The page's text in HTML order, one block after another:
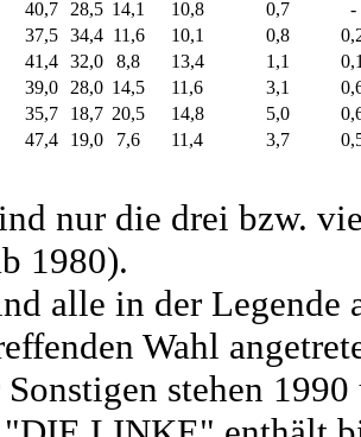
40,7 28,5 14,1 10,8 0,7
-
37,5 34,4 11,6 10,1 0,8
41,4 32,0 8,8 13,4 1,1
39,0 28,0 14,5 11,6 3,1
35,7 18,7 20,5 14,8 5,0
47,4 19,0 7,6 11,4 3,7
nur die drei bzw.
1980).
alle in der Legende
Wahl
stehen